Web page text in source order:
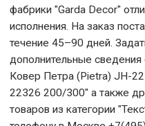
фабрики "Garda Decor"
исполнения. На заказ
течение 45–90 дней.
дополнительные
Ковер Петра (Pietra) JH-
22326 200/300" а также
товаров из категории